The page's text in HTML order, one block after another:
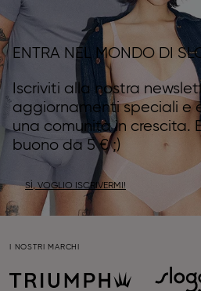
ENTRA NEL MONDO DI
Iscriviti alla nostra
aggiornamenti speciali e
una comunità in crescita.
buono da 5 € ;)
SÌ, VOGLIO ISCRIVERMI!
I NOSTRI MARCHI